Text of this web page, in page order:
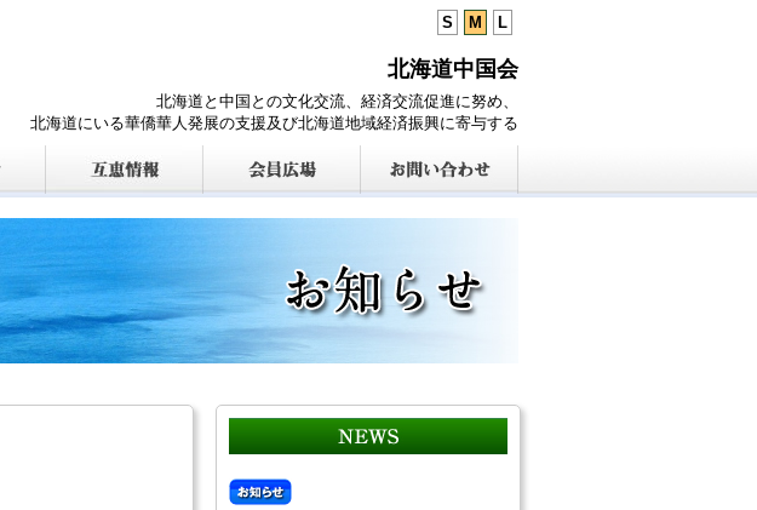
S M L
北海道中国会
北海道と中国との文化交流、経済交流促進に努め、
北海道にいる華僑華人発展の支援及び北海道地域経済振興に寄与する